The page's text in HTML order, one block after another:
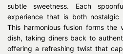
subtle sweetness. Each
experience that is both nostalgic
This harmonious fusion forms
dish, taking diners back to
offering a refreshing twist that